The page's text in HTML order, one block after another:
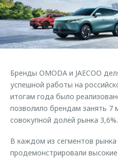
Страхование
Кредитный калькулятор
Аксессуары
Оригинальные аксессуары
Запчасти
Трейд-ин
Руководства по эксплуатации
Клиентская поддержка
O&J Автоклуб
Приложение O&J
Аксессуары
Одежда и сувениры
Запчасти
Обратная связь
Бренды OMODA и JAECOO
успешной работы на
итогам года было
позволило брендам занять 7
совокупной долей рынка 3,6%.
В каждом из сегментов
продемонстрировали